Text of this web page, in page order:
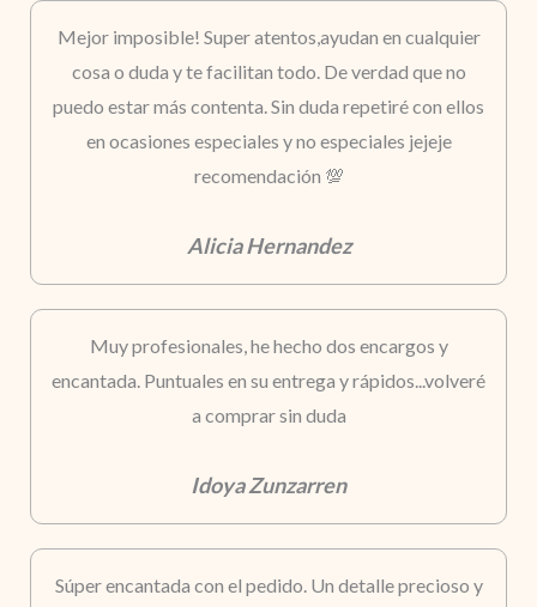
Mejor imposible! Super atentos,ayudan en cualquier
cosa o duda y te facilitan todo. De verdad que no
puedo estar más contenta. Sin duda repetiré con ellos
en ocasiones especiales y no especiales jejeje
recomendación 💯
Alicia Hernandez
Muy profesionales, he hecho dos encargos y
encantada. Puntuales en su entrega y rápidos...volveré
a comprar sin duda
Idoya Zunzarren
Súper encantada con el pedido. Un detalle precioso y